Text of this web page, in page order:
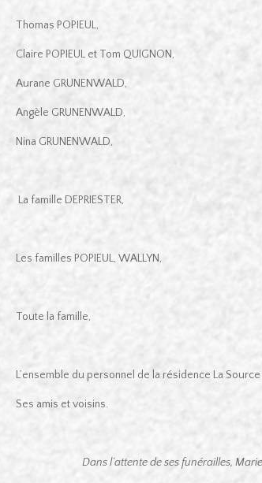
Thomas POPIEUL,
Claire POPIEUL et Tom QUIGNON,
Aurane GRUNENWALD,
Angèle GRUNENWALD,
Nina GRUNENWALD,
La famille DEPRIESTER,
Les familles POPIEUL, WALLYN,
Toute la famille,
L’ensemble du personnel de la résidence La Source
Ses amis et voisins.
Dans l’attente de ses funérailles,